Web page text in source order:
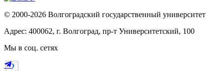
© 2000-2026 Волгоградский государственный университет
Адрес: 400062, г. Волгоград, пр-т Университетский, 100
Мы в соц. сетях